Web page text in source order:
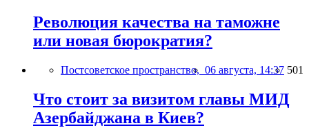
Революция качества на таможне
или новая бюрократия?
Постсоветское пространство, 06 августа, 14:37 501
Что стоит за визитом главы МИД
Азербайджана в Киев?